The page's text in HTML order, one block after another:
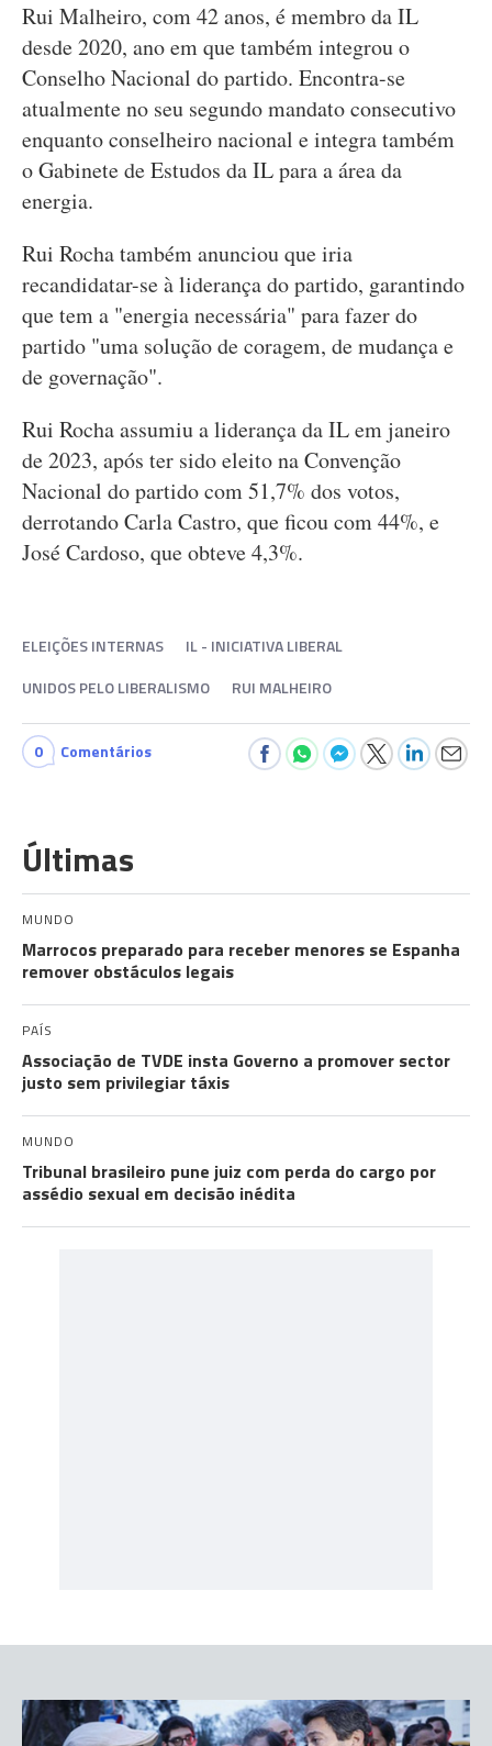
Rui Malheiro, com 42 anos, é membro da IL
desde 2020, ano em que também integrou o
Conselho Nacional do partido. Encontra-se
atualmente no seu segundo mandato consecutivo
enquanto conselheiro nacional e integra também
o Gabinete de Estudos da IL para a área da
energia.
Rui Rocha também anunciou que iria
recandidatar-se à liderança do partido, garantindo
que tem a "energia necessária" para fazer do
partido "uma solução de coragem, de mudança e
de governação".
Rui Rocha assumiu a liderança da IL em janeiro
de 2023, após ter sido eleito na Convenção
Nacional do partido com 51,7% dos votos,
derrotando Carla Castro, que ficou com 44%, e
José Cardoso, que obteve 4,3%.
ELEIÇÕES INTERNAS
IL - INICIATIVA LIBERAL
UNIDOS PELO LIBERALISMO
RUI MALHEIRO
0 Comentários
Últimas
MUNDO
Marrocos preparado para receber menores se Espanha
remover obstáculos legais
PAÍS
Associação de TVDE insta Governo a promover sector
justo sem privilegiar táxis
MUNDO
Tribunal brasileiro pune juiz com perda do cargo por
assédio sexual em decisão inédita